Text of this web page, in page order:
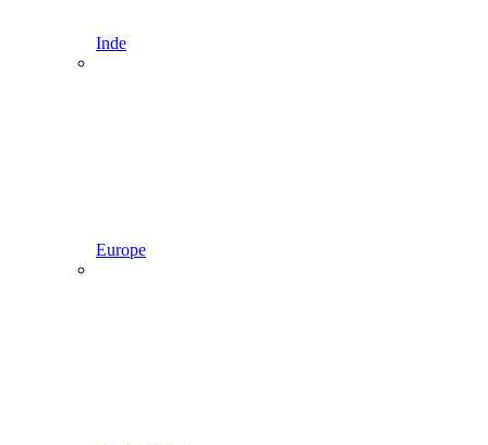
Inde
Europe